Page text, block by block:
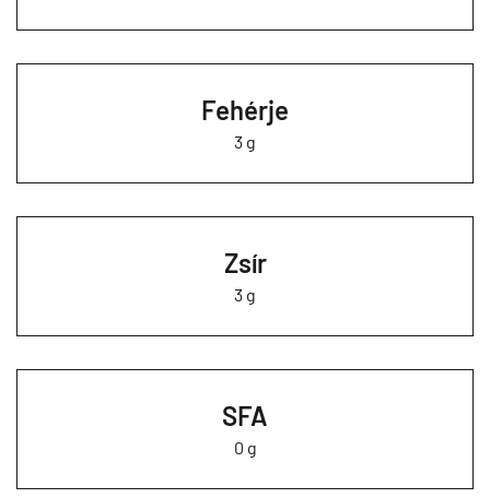
Fehérje
3 g
Zsír
3 g
SFA
0 g